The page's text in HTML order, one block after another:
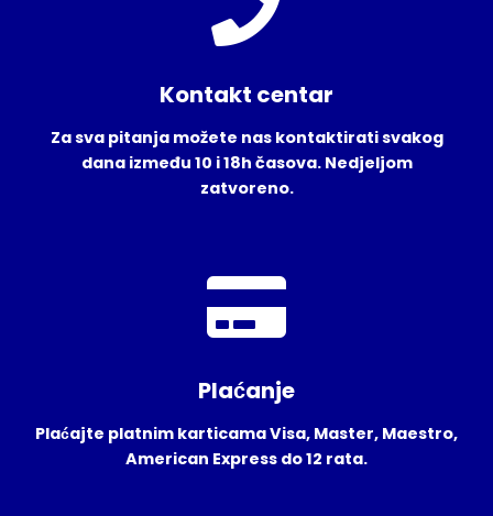
Kontakt centar
Za sva pitanja možete nas kontaktirati svakog
dana između 10 i 18h časova. Nedjeljom
zatvoreno.
Plaćanje
Plaćajte platnim karticama Visa, Master, Maestro,
American Express do 12 rata.